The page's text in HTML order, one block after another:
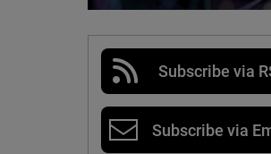
Subscribe via
Subscribe via